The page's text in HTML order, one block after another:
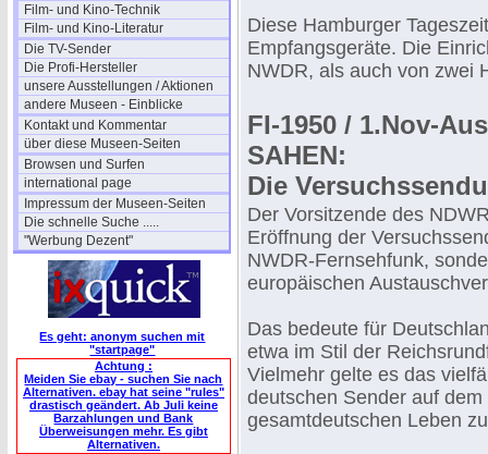
Film- und Kino-Technik
Film- und Kino-Literatur
Die TV-Sender
Die Profi-Hersteller
unsere Ausstellungen / Aktionen
andere Museen - Einblicke
Kontakt und Kommentar
über diese Museen-Seiten
Browsen und Surfen
international page
Impressum der Museen-Seiten
Die schnelle Suche .....
"Werbung Dezent"
Es geht: anonym suchen mit
"startpage"
Achtung :
Meiden Sie ebay - suchen Sie nach
Alternativen. ebay hat seine "rules"
drastisch geändert. Ab Juli keine
Barzahlungen und Bank
Überweisungen mehr. Es gibt
Alternativen.
Diese Hamburger
Empfangsgeräte. Die
NWDR, als auch von zwei
FI-1950 / 1.Nov-
SAHEN:
Die
Der Vorsitzende des
Eröffnung der
NWDR-Fernsehfunk,
europäischen
Das bedeute für
etwa im Stil der
Vielmehr gelte es das
deutschen Sender auf
gesamtdeutschen Leben